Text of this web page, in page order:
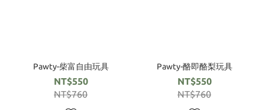
Pawty-柴富自由玩具
NT$550
NT$760
Pawty-酪即酪梨玩具
NT$550
NT$760